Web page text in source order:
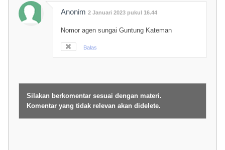
Anonim 2 Januari 2023 pukul 16.44
Nomor agen sungai Guntung Kateman
Balas
Silakan berkomentar sesuai dengan materi.
Komentar yang tidak relevan akan didelete.